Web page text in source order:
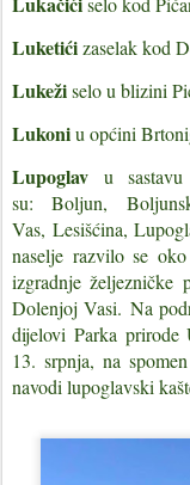
Luketićizaselak kod
Lukežiselo u blizini
Lukoniu općini
Lupoglav
u
su:Boljun,
Vas,Lesišćina,
naselje razvilo se
izgradnje željezničke
Dolenjoj Vasi. Na
dijeloviParka prirode
13. srpnja, na
navodi lupoglavski